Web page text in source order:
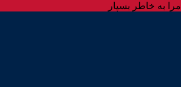
مرا به خاطر بسپار